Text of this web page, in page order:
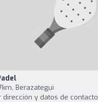
Berazategui
dirección y datos de contacto